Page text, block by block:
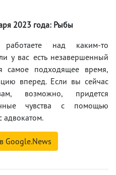
2023 года: Рыбы
над каким-то
у вас есть незавершенный
самое подходящее время,
вперед. Если вы сейчас
возможно, придется
чувства с помощью
адвокатом.
Google.News